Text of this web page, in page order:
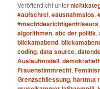
Veröffentlicht unter
#aufschrei,#ausnahmslos,
#machtdesrichtigenfriseurs
algorithmen,abc der politik,
blickamabend,
coding,data source,
Auslaufmodell,
Frauenstimmrecht,
Grenzschliessung,hartmut